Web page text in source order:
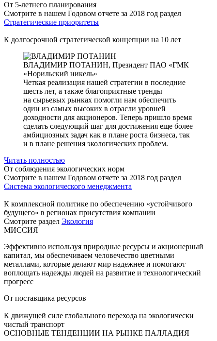
От 5-летнего планирования
Смотрите в нашем Годовом отчете за 2018 год раздел
Стратегические приоритеты
К долгосрочной стратегической концепции на 10 лет
ВЛАДИМИР ПОТАНИН, Президент ПАО «ГМК
«Норильский никель»
Четкая реализация нашей стратегии в последние
шесть лет, а также благоприятные тренды
на сырьевых рынках помогли нам обеспечить
один из самых высоких в отрасли уровней
доходности для акционеров. Теперь пришло время
сделать следующий шаг для достижения еще более
амбициозных задач как в плане роста бизнеса, так
и в плане решения экологических проблем.
Читать полностью
От соблюдения экологических норм
Смотрите в нашем Годовом отчете за 2018 год раздел
Система экологического менеджмента
К комплексной политике по обеспечению «устойчивого
будущего» в регионах присутствия компании
Смотрите раздел Экология
МИССИЯ
Эффективно используя природные ресурсы и акционерный
капитал, мы обеспечиваем человечество цветными
металлами, которые делают мир надежнее и помогают
воплощать надежды людей на развитие и технологический
прогресс
От поставщика ресурсов
К движущей силе глобального перехода на экологически
чистый транспорт
ОСНОВНЫЕ ТЕНДЕНЦИИ НА РЫНКЕ ПАЛЛАДИЯ